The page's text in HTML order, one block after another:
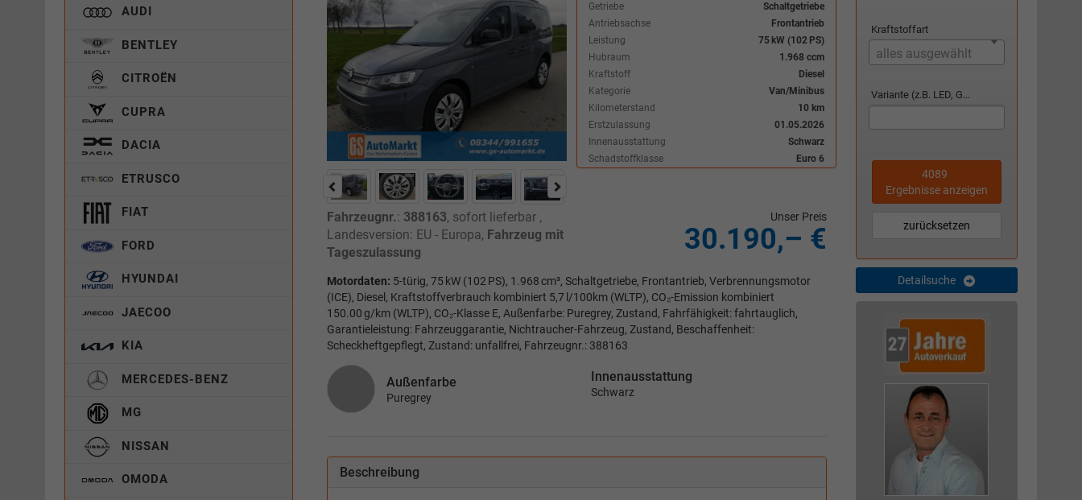
Getriebe
Schaltgetriebe
Antriebsachse
Frontantrieb
Leistung
75 kW (102 PS)
Hubraum
1.968 ccm
Kraftstoff
Diesel
Kategorie
Van/Minibus
Kilometerstand
10 km
Erstzulassung
01.05.2026
Innenausstattung
Schwarz
Schadstoffklasse
Euro 6
Fahrzeugnr.: 388163, sofort lieferbar,
Landesversion: EU - Europa, Fahrzeug mit
Tageszulassung
Unser Preis
30.190,– €
Motordaten: 5-türig, 75 kW (102 PS), 1.968 cm³, Schaltgetriebe, Frontantrieb, Verbrennungsmotor
(ICE), Diesel, Kraftstoffverbrauch kombiniert 5,7 l/100km (WLTP), CO₂-Emission kombiniert
150.00 g/km (WLTP), CO₂-Klasse E, Außenfarbe: Puregrey, Zustand, Fahrfähigkeit: fahrtauglich,
Garantieleistung: Fahrzeuggarantie, Nichtraucher-Fahrzeug, Zustand, Beschaffenheit:
Scheckheftgepflegt, Zustand: unfallfrei, Fahrzeugnr.: 388163
Außenfarbe
Puregrey
Innenausstattung
Schwarz
Beschreibung
AUDI
BENTLEY
CITROËN
CUPRA
DACIA
ETRUSCO
FIAT
FORD
HYUNDAI
JAECOO
KIA
MERCEDES-BENZ
MG
NISSAN
OMODA
Kraftstoffart
alles ausgewählt
Variante (z.B. LED, GTI, Facelift...)
4089
Ergebnisse anzeigen
zurücksetzen
Detailsuche